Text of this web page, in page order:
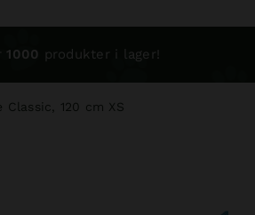
1000 produkter i lager!
Classic, 120 cm XS